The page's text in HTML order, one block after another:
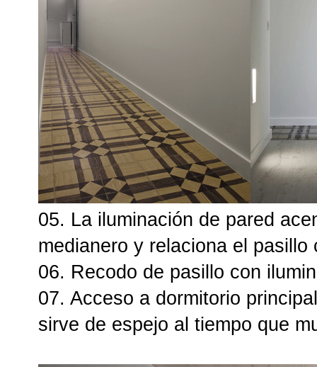
05. La iluminación de pared
medianero y relaciona el pasillo
06. Recodo de pasillo con
07. Acceso a dormitorio
sirve de espejo al tiempo que